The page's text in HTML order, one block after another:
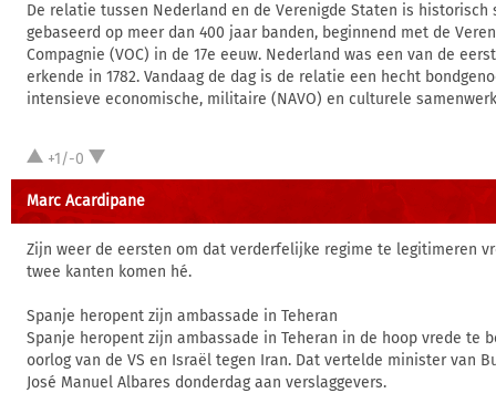
De relatie tussen Nederland en de Verenigde Staten is historisch
gebaseerd op meer dan 400 jaar banden, beginnend met de
Compagnie (VOC) in de 17e eeuw. Nederland was een van de
erkende in 1782. Vandaag de dag is de relatie een hecht
intensieve economische, militaire (NAVO) en culturele
+1/-0
Marc Acardipane
Zijn weer de eersten om dat verderfelijke regime te legitimeren
twee kanten komen hé.
Spanje heropent zijn ambassade in Teheran
Spanje heropent zijn ambassade in Teheran in de hoop vrede te
oorlog van de VS en Israël tegen Iran. Dat vertelde minister van
José Manuel Albares donderdag aan verslaggevers.